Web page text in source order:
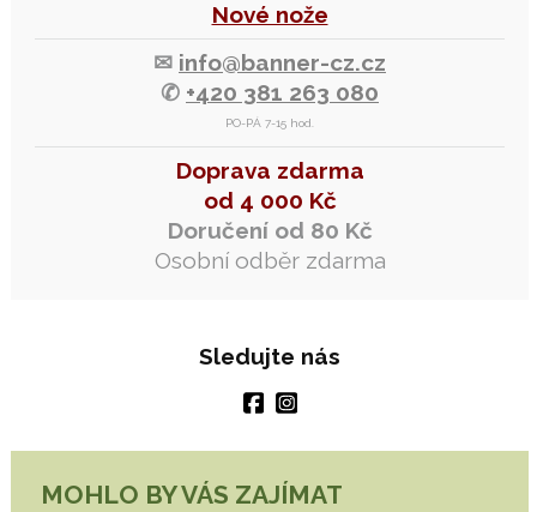
Nové nože
✉ info@banner-cz.cz
✆ +420 381 263 080
PO-PÁ 7-15 hod.
Doprava zdarma
od 4 000 Kč
Doručení od 80 Kč
Osobní odběr zdarma
Sledujte nás
MOHLO BY VÁS ZAJÍMAT